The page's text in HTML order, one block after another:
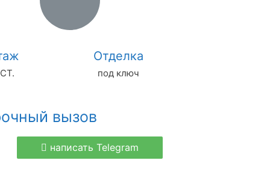
Отделка
под ключ
вызов
написать Telegram